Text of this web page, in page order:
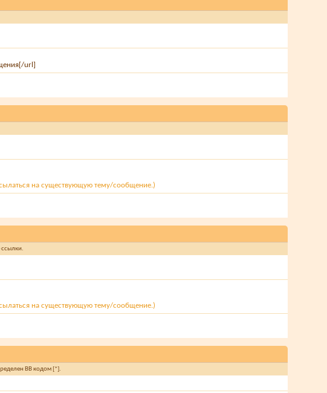
url]
на существующую тему/сообщение.)
ссылки.
на существующую тему/сообщение.)
BB кодом [*].